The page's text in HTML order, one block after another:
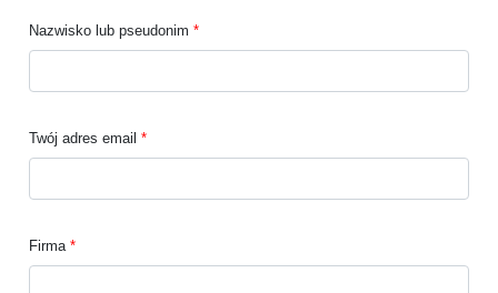
Nazwisko lub pseudonim
Twój adres email
Firma